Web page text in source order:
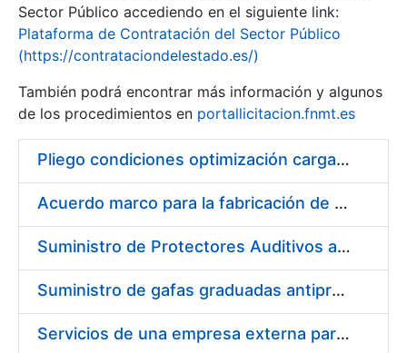
Show/Hide
Sector Público accediendo en el siguiente link:
Plataforma de Contratación del Sector Público
(https://contrataciondelestado.es/)
También podrá encontrar más información y algunos
de los procedimientos en portallicitacion.fnmt.es
Pliego condiciones optimización cargas compras firmado
Acuerdo marco para la fabricación de piezas
Suministro de Protectores Auditivos a medida para las personas trabajadoras de los Centros de Trabajo de Madrid y Burgos
Suministro de gafas graduadas antiproyecciones para los trabajadores de la FNMT-RCM en los centros de trabajo de Madrid y Burgos
Servicios de una empresa externa para el asesoramiento y resolución de los recursos de alzada que se presentan relacionados con procesos de selección para la FNMT-RCM